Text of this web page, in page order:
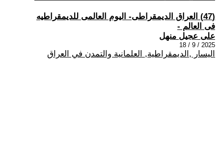
(47) العراق الديمقراطى- اليوم العالمى للديمقراطيه
فى العالم -
على عجيل منهل
2025 / 9 / 18
اليسار ,الديمقراطية, العلمانية والتمدن في العراق